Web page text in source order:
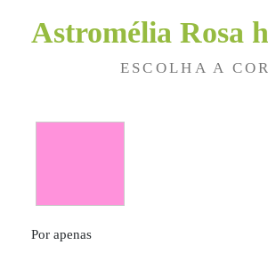
Astromélia Rosa
ESCOLHA A
Por apenas